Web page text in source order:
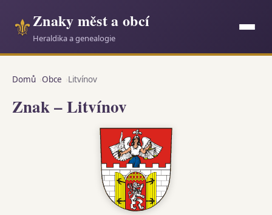
⚜Znaky měst a obcí
Heraldika a genealogie
Domů Obce Litvínov
Znak – Litvínov